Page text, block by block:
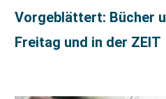
Vorgeblättert: Bücher
Freitag und in der ZEIT